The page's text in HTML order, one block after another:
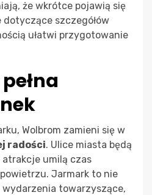
że wkrótce pojawią się
szczegółów
ułatwi przygotowanie
Wolbrom zamieni się w
radości. Ulice miasta będą
umilą czas
Jarmark to nie
towarzyszące,